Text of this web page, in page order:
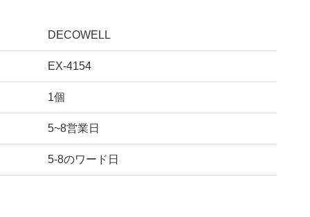
DECOWELL
EX-4154
1個
5~8営業日
5-8のワード日